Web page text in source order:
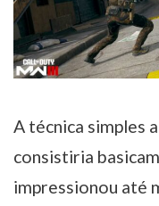
A técnica simples
consistiria
impressionou até